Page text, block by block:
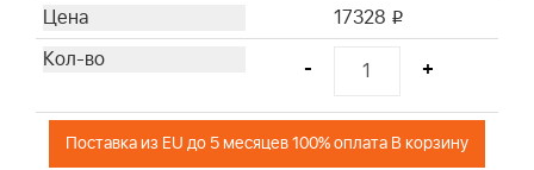
17328 i
- +
Поставка из EU до 5 месяцев 100% оплата В корзину